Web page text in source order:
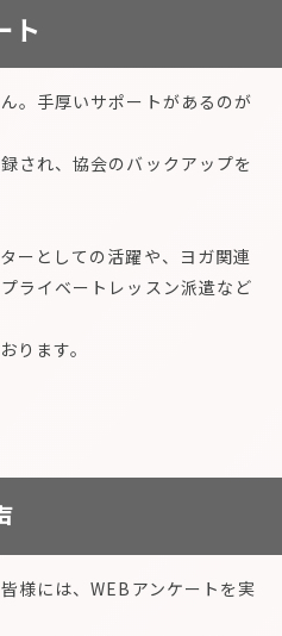
ト
。手厚いサポートがあるのが
され、協会のバックアップを
ーとしての活躍や、ヨガ関連
ライベートレッスン派遣など
ります。
様には、WEBアンケートを実